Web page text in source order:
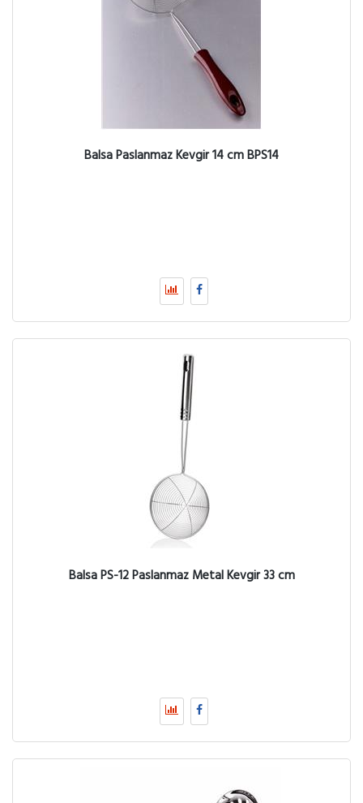
Balsa Paslanmaz Kevgir 14 cm BPS14
Balsa PS-12 Paslanmaz Metal Kevgir 33 cm